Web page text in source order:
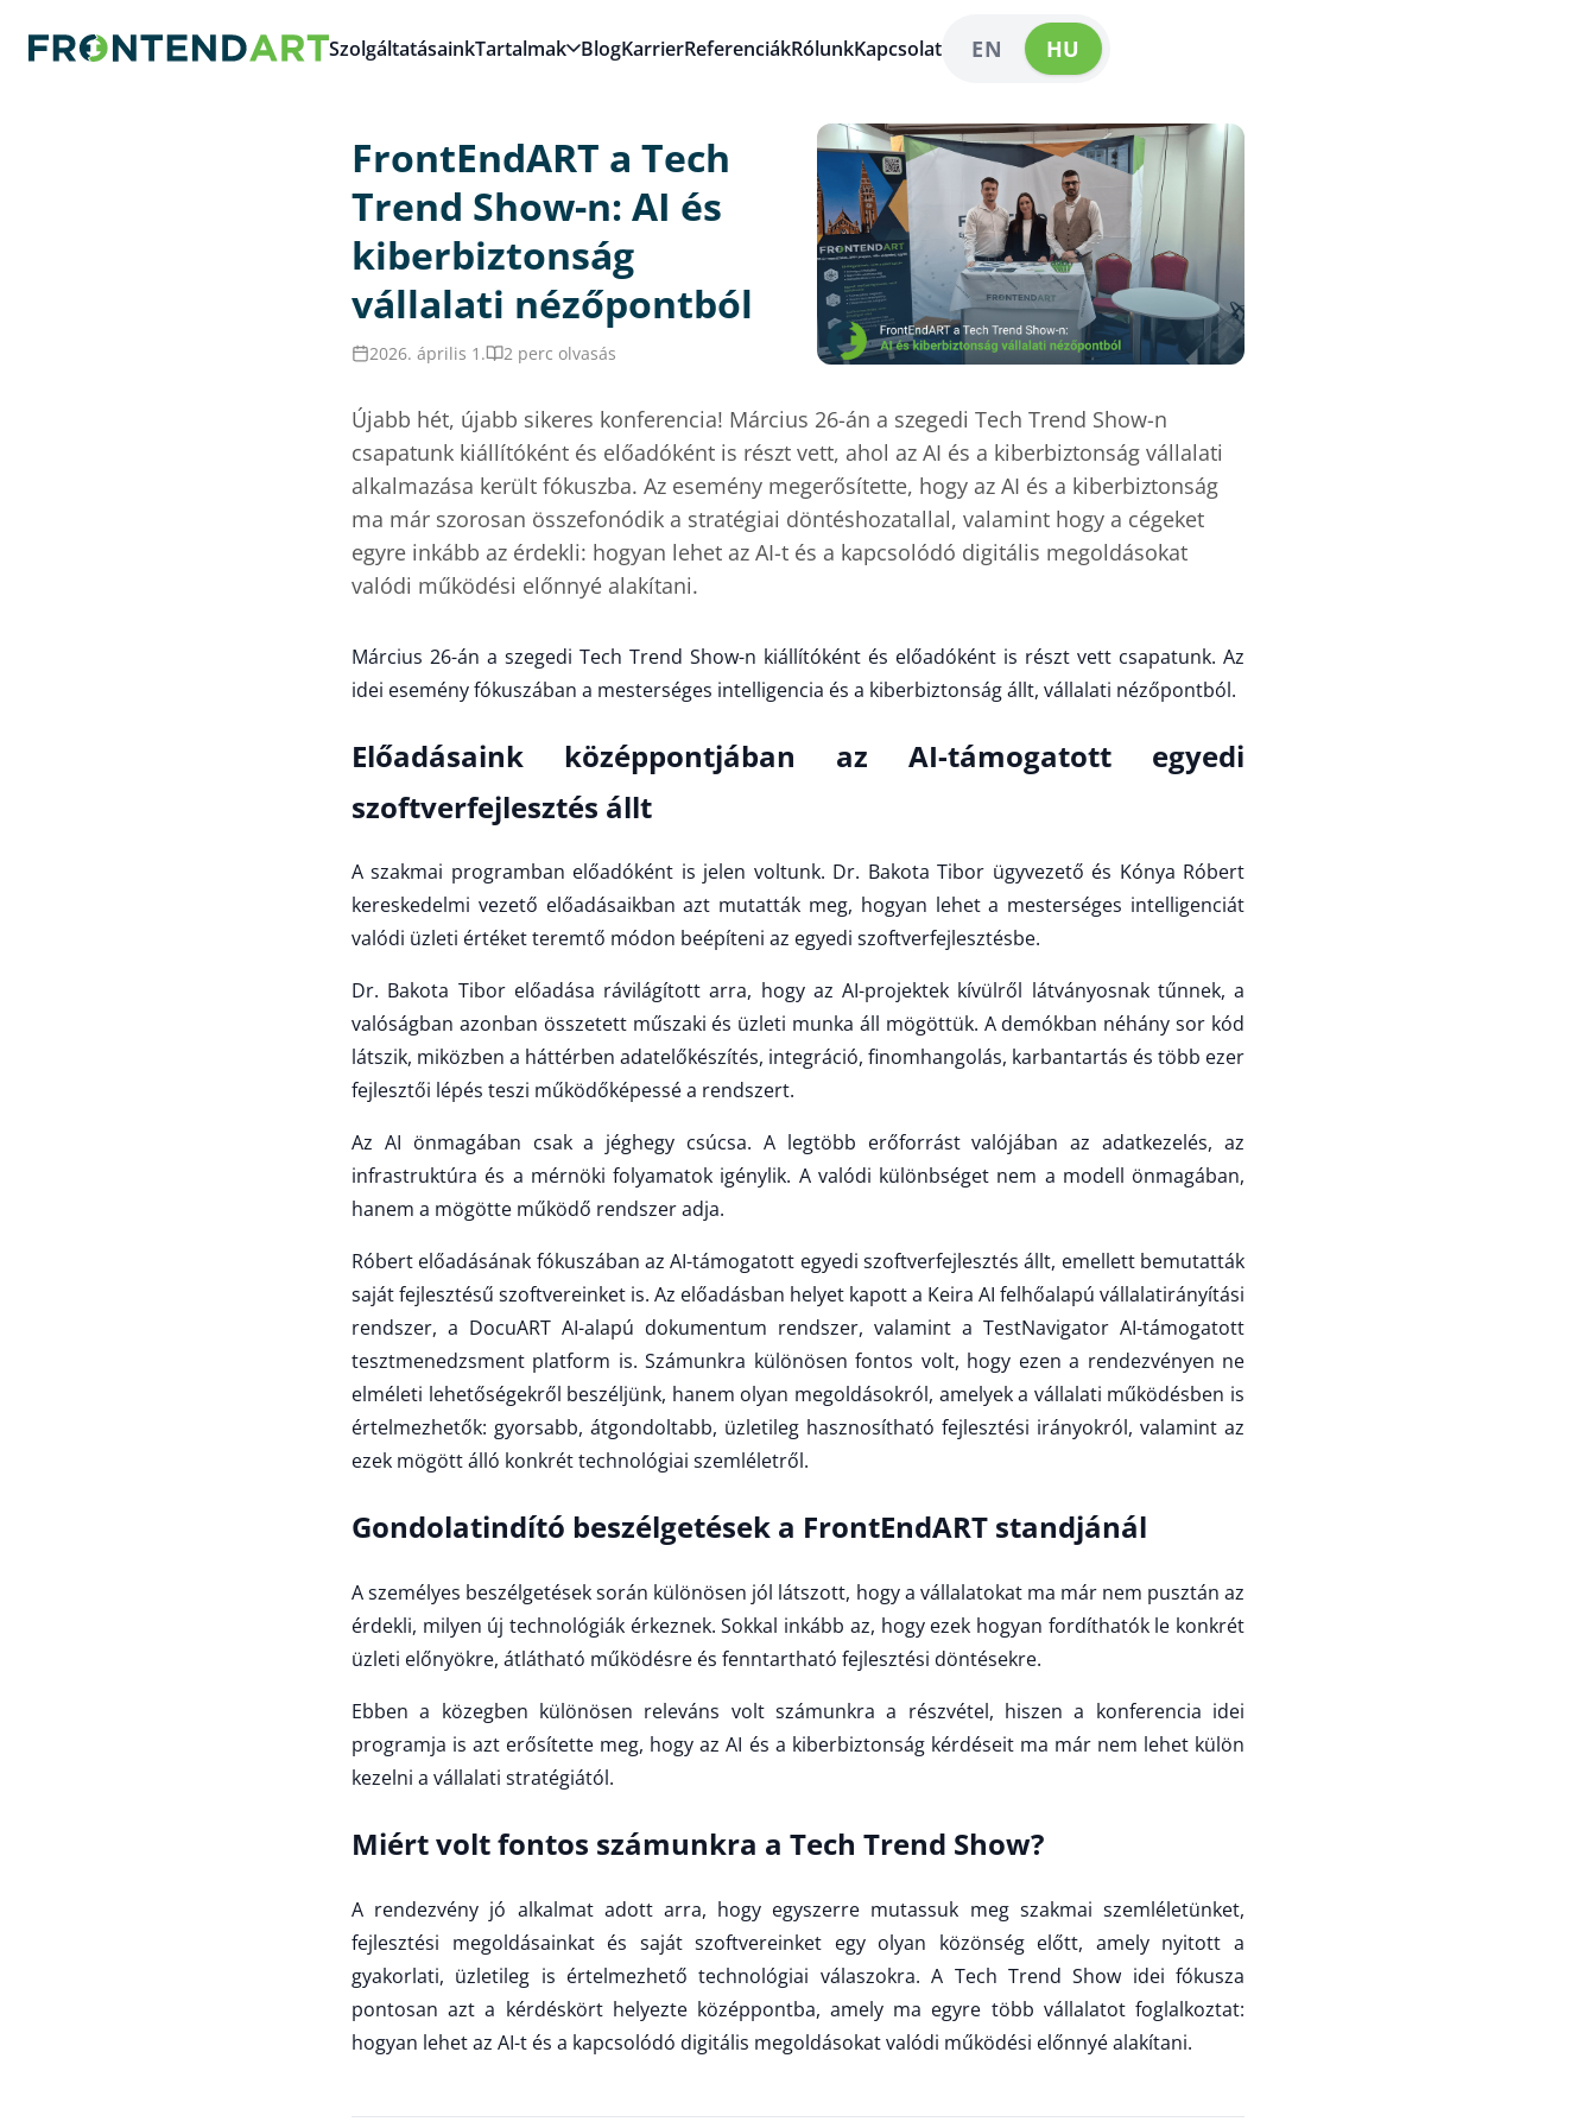
SzolgáltatásainkTartalmak BlogKarrierReferenciákRólunkKapcsolat EN HU
FrontEndART a Tech
Trend Show-n: AI és
kiberbiztonság
vállalati nézőpontból
2026. április 1. 2 perc olvasás
Újabb hét, újabb sikeres konferencia! Március 26-án a szegedi Tech Trend Show-n
csapatunk kiállítóként és előadóként is részt vett, ahol az AI és a kiberbiztonság vállalati
alkalmazása került fókuszba. Az esemény megerősítette, hogy az AI és a kiberbiztonság
ma már szorosan összefonódik a stratégiai döntéshozatallal, valamint hogy a cégeket
egyre inkább az érdekli: hogyan lehet az AI-t és a kapcsolódó digitális megoldásokat
valódi működési előnnyé alakítani.
Március 26-án a szegedi Tech Trend Show-n kiállítóként és előadóként is részt vett csapatunk. Az
idei esemény fókuszában a mesterséges intelligencia és a kiberbiztonság állt, vállalati nézőpontból.
Előadásaink középpontjában az AI-támogatott egyedi
szoftverfejlesztés állt
A szakmai programban előadóként is jelen voltunk. Dr. Bakota Tibor ügyvezető és Kónya Róbert
kereskedelmi vezető előadásaikban azt mutatták meg, hogyan lehet a mesterséges intelligenciát
valódi üzleti értéket teremtő módon beépíteni az egyedi szoftverfejlesztésbe.
Dr. Bakota Tibor előadása rávilágított arra, hogy az AI-projektek kívülről látványosnak tűnnek, a
valóságban azonban összetett műszaki és üzleti munka áll mögöttük. A demókban néhány sor kód
látszik, miközben a háttérben adatelőkészítés, integráció, finomhangolás, karbantartás és több ezer
fejlesztői lépés teszi működőképessé a rendszert.
Az AI önmagában csak a jéghegy csúcsa. A legtöbb erőforrást valójában az adatkezelés, az
infrastruktúra és a mérnöki folyamatok igénylik. A valódi különbséget nem a modell önmagában,
hanem a mögötte működő rendszer adja.
Róbert előadásának fókuszában az AI-támogatott egyedi szoftverfejlesztés állt, emellett bemutatták
saját fejlesztésű szoftvereinket is. Az előadásban helyet kapott a Keira AI felhőalapú vállalatirányítási
rendszer, a DocuART AI-alapú dokumentum rendszer, valamint a TestNavigator AI-támogatott
tesztmenedzsment platform is. Számunkra különösen fontos volt, hogy ezen a rendezvényen ne
elméleti lehetőségekről beszéljünk, hanem olyan megoldásokról, amelyek a vállalati működésben is
értelmezhetők: gyorsabb, átgondoltabb, üzletileg hasznosítható fejlesztési irányokról, valamint az
ezek mögött álló konkrét technológiai szemléletről.
Gondolatindító beszélgetések a FrontEndART standjánál
A személyes beszélgetések során különösen jól látszott, hogy a vállalatokat ma már nem pusztán az
érdekli, milyen új technológiák érkeznek. Sokkal inkább az, hogy ezek hogyan fordíthatók le konkrét
üzleti előnyökre, átlátható működésre és fenntartható fejlesztési döntésekre.
Ebben a közegben különösen releváns volt számunkra a részvétel, hiszen a konferencia idei
programja is azt erősítette meg, hogy az AI és a kiberbiztonság kérdéseit ma már nem lehet külön
kezelni a vállalati stratégiától.
Miért volt fontos számunkra a Tech Trend Show?
A rendezvény jó alkalmat adott arra, hogy egyszerre mutassuk meg szakmai szemléletünket,
fejlesztési megoldásainkat és saját szoftvereinket egy olyan közönség előtt, amely nyitott a
gyakorlati, üzletileg is értelmezhető technológiai válaszokra. A Tech Trend Show idei fókusza
pontosan azt a kérdéskört helyezte középpontba, amely ma egyre több vállalatot foglalkoztat:
hogyan lehet az AI-t és a kapcsolódó digitális megoldásokat valódi működési előnnyé alakítani.